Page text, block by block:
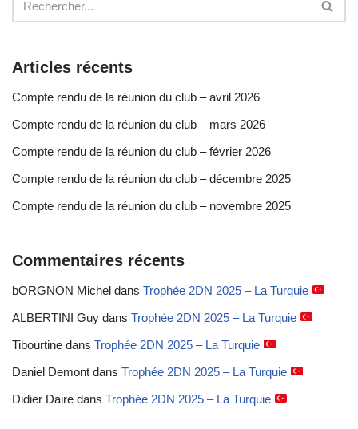
Articles récents
Compte rendu de la réunion du club – avril 2026
Compte rendu de la réunion du club – mars 2026
Compte rendu de la réunion du club – février 2026
Compte rendu de la réunion du club – décembre 2025
Compte rendu de la réunion du club – novembre 2025
Commentaires récents
bORGNON Michel dans Trophée 2DN 2025 – La Turquie
ALBERTINI Guy dans Trophée 2DN 2025 – La Turquie
Tibourtine dans Trophée 2DN 2025 – La Turquie
Daniel Demont dans Trophée 2DN 2025 – La Turquie
Didier Daire dans Trophée 2DN 2025 – La Turquie